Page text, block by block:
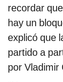
recordar
hay un
explicó que
partido a
por Vladimir